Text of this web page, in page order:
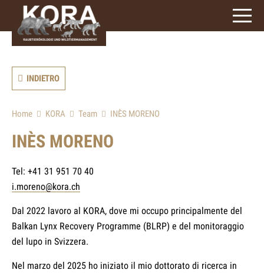
signs)
INDIETRO
Home KORA Team INÈS MORENO
INÈS MORENO
Tel: +41 31 951 70 40
i.moreno@kora.ch
Dal 2022 lavoro al KORA, dove mi occupo principalmente del
Balkan Lynx Recovery Programme (BLRP) e del monitoraggio
del lupo in Svizzera.
Nel marzo del 2025 ho iniziato il mio dottorato di ricerca in